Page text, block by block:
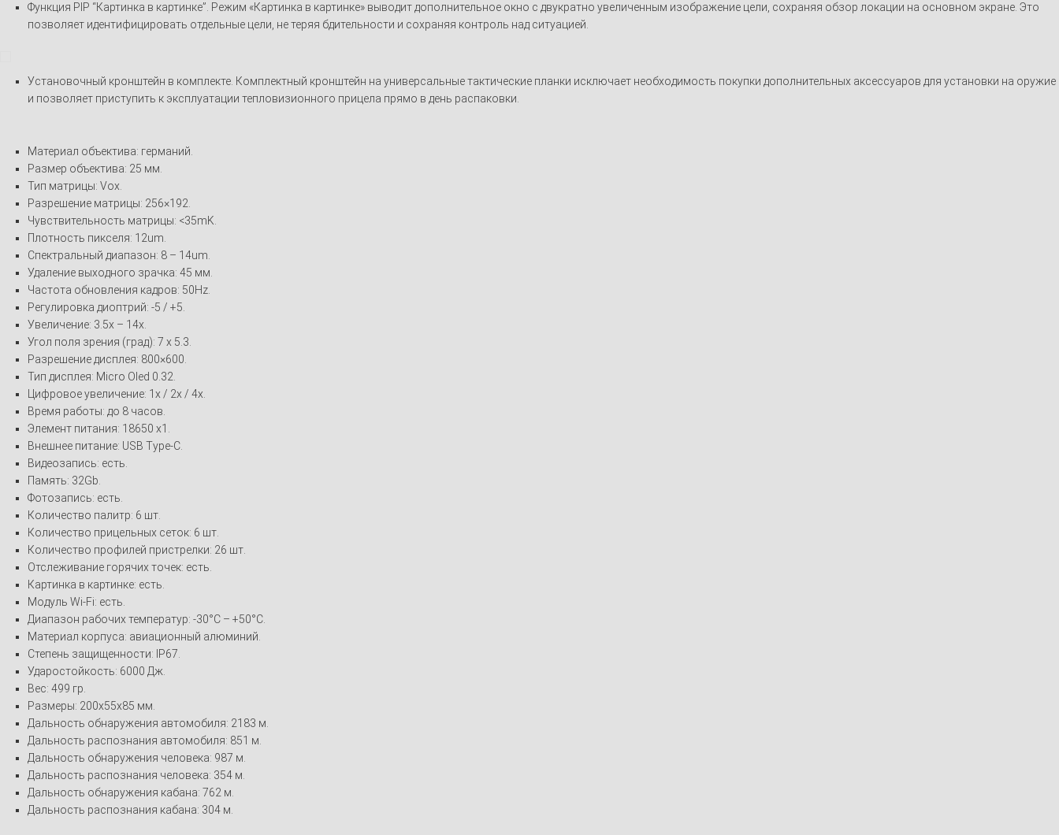
Функция PIP “Картинка в картинке”. Режим «Картинка в картинке» выводит дополнительное окно с двукратно увеличенным изображение цели, сохраняя обзор локации на основном экране. Это
позволяет идентифицировать отдельные цели, не теряя бдительности и сохраняя контроль над ситуацией.
Установочный кронштейн в комплекте. Комплектный кронштейн на универсальные тактические планки исключает необходимость покупки дополнительных аксессуаров для установки на оружие
и позволяет приступить к эксплуатации тепловизионного прицела прямо в день распаковки.
Материал объектива: германий.
Размер объектива: 25 мм.
Тип матрицы: Vox.
Разрешение матрицы: 256×192.
Чувствительность матрицы: <35mK.
Плотность пикселя: 12um.
Спектральный диапазон: 8 – 14um.
Удаление выходного зрачка: 45 мм.
Частота обновления кадров: 50Hz.
Регулировка диоптрий: -5 / +5.
Увеличение: 3.5x – 14x.
Угол поля зрения (град): 7 x 5.3.
Разрешение дисплея: 800×600.
Тип дисплея: Micro Oled 0.32.
Цифровое увеличение: 1x / 2x / 4x.
Время работы: до 8 часов.
Элемент питания: 18650 x1.
Внешнее питание: USB Type-C.
Видеозапись: есть.
Память: 32Gb.
Фотозапись: есть.
Количество палитр: 6 шт.
Количество прицельных сеток: 6 шт.
Количество профилей пристрелки: 26 шт.
Отслеживание горячих точек: есть.
Картинка в картинке: есть.
Модуль Wi-Fi: есть.
Диапазон рабочих температур: -30°C – +50°C.
Материал корпуса: авиационный алюминий.
Степень защищенности: IP67.
Ударостойкость: 6000 Дж.
Вес: 499 гр.
Размеры: 200x55x85 мм.
Дальность обнаружения автомобиля: 2183 м.
Дальность распознания автомобиля: 851 м.
Дальность обнаружения человека: 987 м.
Дальность распознания человека: 354 м.
Дальность обнаружения кабана: 762 м.
Дальность распознания кабана: 304 м.